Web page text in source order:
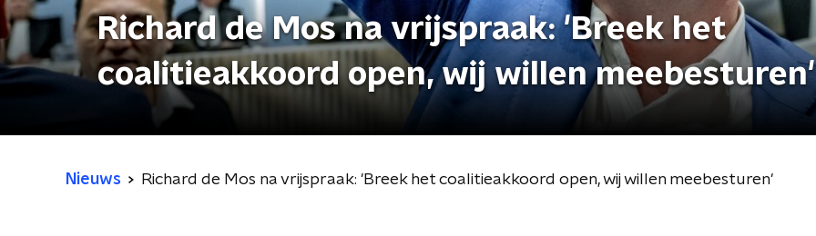
Richard de Mos na vrijspraak: 'Breek het
coalitieakkoord open, wij willen meebesturen'
Nieuws Richard de Mos na vrijspraak: 'Breek het coalitieakkoord open, wij willen meebesturen'